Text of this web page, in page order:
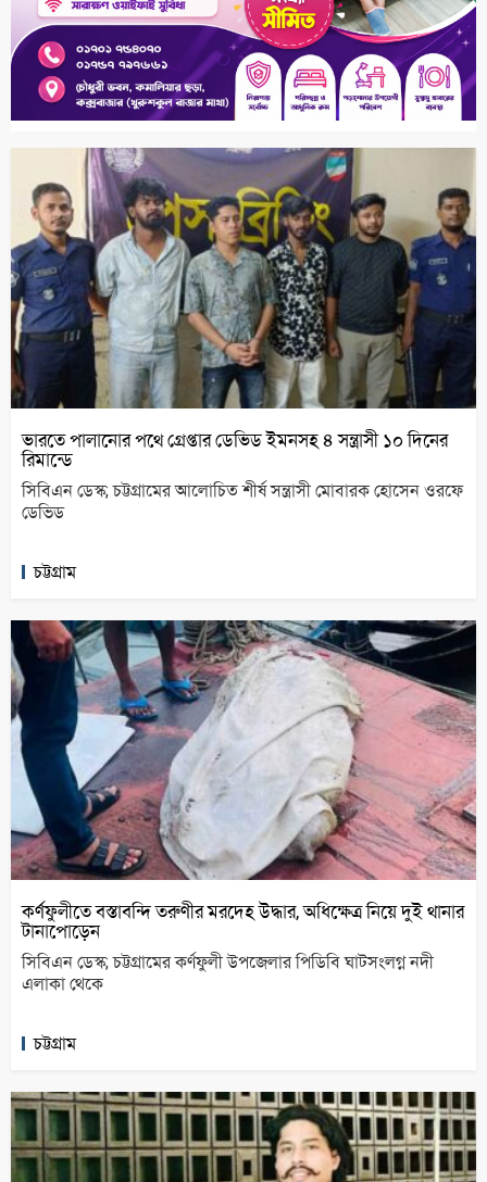
ভারতে পালানোর পথে গ্রেপ্তার ডেভিড ইমনসহ ৪ সন্ত্রাসী ১০ দিনের
রিমান্ডে
সিবিএন ডেস্ক; চট্টগ্রামের আলোচিত শীর্ষ সন্ত্রাসী মোবারক হোসেন ওরফে
ডেভিড
চট্টগ্রাম
কর্ণফুলীতে বস্তাবন্দি তরুণীর মরদেহ উদ্ধার, অধিক্ষেত্র নিয়ে দুই থানার
টানাপোড়েন
সিবিএন ডেস্ক; চট্টগ্রামের কর্ণফুলী উপজেলার পিডিবি ঘাটসংলগ্ন নদী
এলাকা থেকে
চট্টগ্রাম